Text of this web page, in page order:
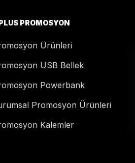
PROMOSYON
Ürünleri
USB Bellek
Powerbank
Promosyon Ürünleri
Kalemler